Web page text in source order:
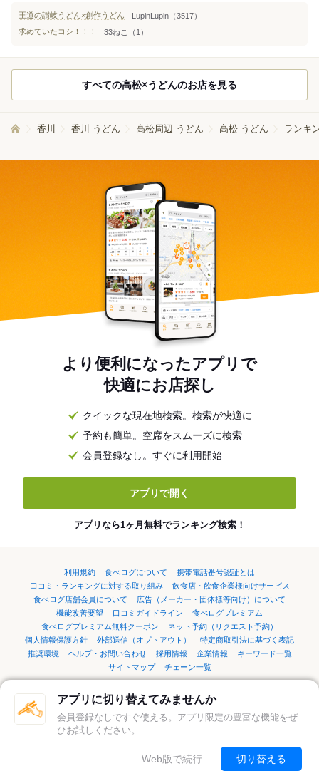
王道の讃岐うどん×創作うどん
LupinLupin（3517）
求めていたコシ！！！
33ねこ（1）
すべての高松×うどんのお店を見る
アプリに切り替えてみませんか
会員登録なしですぐ使える。アプリ限定の豊富な機能をぜ
ひお試しください。
Web版で続行 切り替える
香川 香川 うどん 高松周辺 うどん 高松 うどん ランキ
より便利になったアプリで
快適にお店探し
クイックな現在地検索。検索が快適に
予約も簡単。空席をスムーズに検索
会員登録なし。すぐに利用開始
アプリで開く
アプリなら1ヶ月無料でランキング検索！
利用規約 食べログについて
携帯電話番号認証とは
口コミ・ランキングに対する取り組み
飲食店・飲食企業様向けサービス
食べログ店舗会員について
広告（メーカー・団体様等向け）について
機能改善要望
口コミガイドライン
食べログプレミアム
食べログプレミアム無料クーポン
ネット予約（リクエスト予約）
個人情報保護方針
外部送信（オプトアウト）
特定商取引法に基づく表記
推奨環境
ヘルプ・お問い合わせ 採用情報 企業情報
キーワード一覧
サイトマップ
チェーン一覧
言語： English 简体中文 繁體中文 한국어